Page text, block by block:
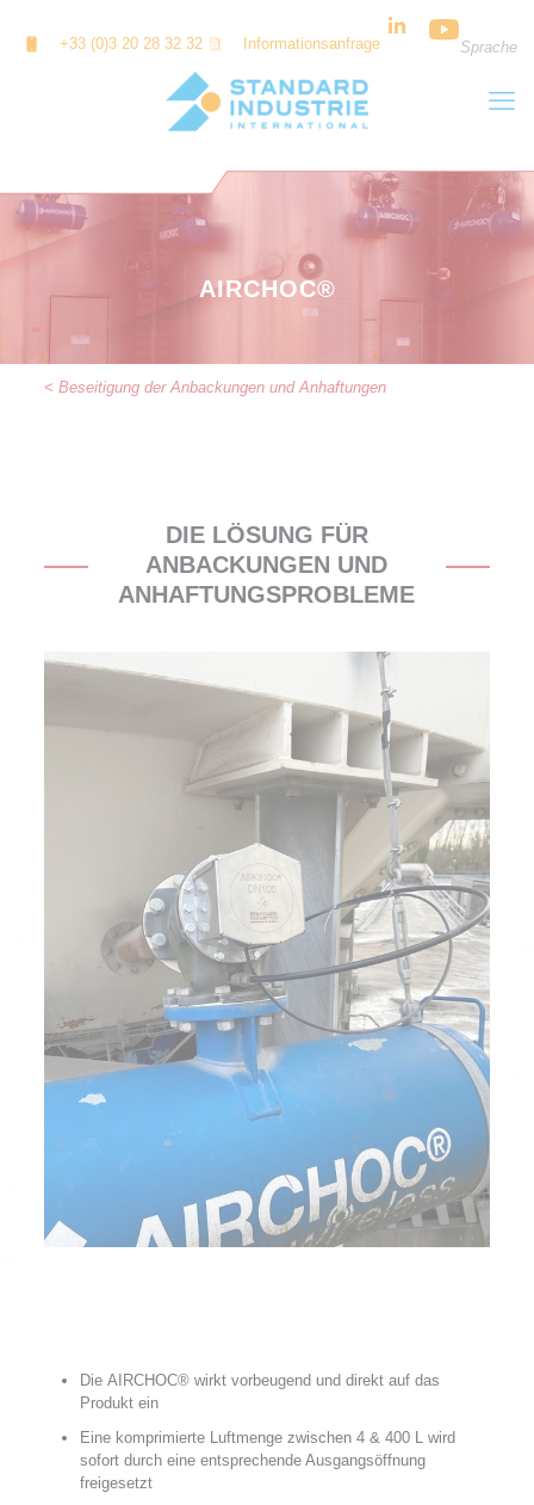
+33 (0)3 20 28 32 32 Informationsanfrage Sprache
AIRCHOC®
< Beseitigung der Anbackungen und Anhaftungen
DIE LÖSUNG FÜR
ANBACKUNGEN UND
ANHAFTUNGSPROBLEME
Die AIRCHOC® wirkt vorbeugend und direkt auf das
Produkt ein
Eine komprimierte Luftmenge zwischen 4 & 400 L wird
sofort durch eine entsprechende Ausgangsöffnung
freigesetzt